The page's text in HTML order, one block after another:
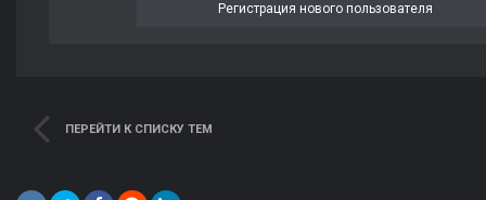
Регистрация нового пользователя
ПЕРЕЙТИ К СПИСКУ ТЕМ